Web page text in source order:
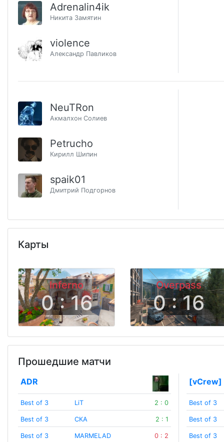
Adrenalin4ik
Никита Замятин
violence
Александр Павликов
NeuTRon
Акмалхон Солиев
Petrucho
Кирилл Шипин
spaik01
Дмитрий Подгорнов
Карты
Inferno
0 : 16
Overpass
0 : 16
Прошедшие матчи
ADR
Best of 3 LiT 2 : 0
Best of 3 СКА 2 : 1
Best of 3 MARMELAD 0 : 2
[vCrew]
Best of 3
Best of 3
Best of 3